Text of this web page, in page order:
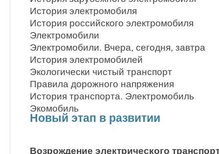
История электромобиля
История российского электромобиля
Электромобили
Электромобили. Вчера, сегодня, завтра
История электромобилей
Экологически чистый транспорт
Правила дорожного напряжения
История транспорта. Электромобиль
Экомобиль
Новый этап в развитии
Возрождение электрического